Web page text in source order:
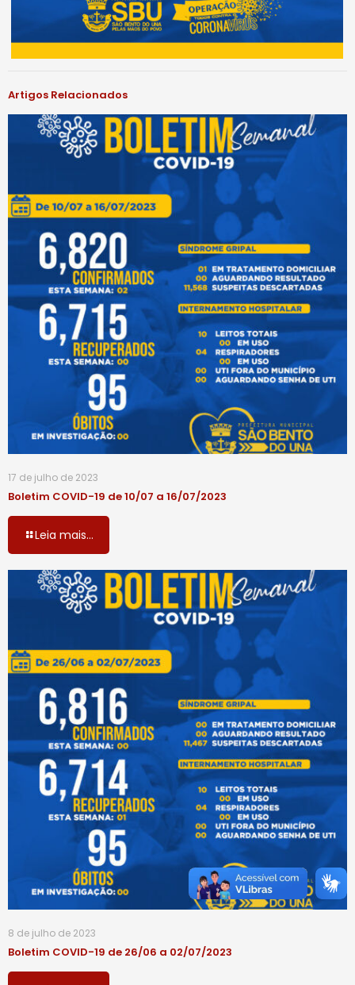
Artigos Relacionados
17 de julho de 2023
Boletim COVID-19 de 10/07 a 16/07/2023
Leia mais...
8 de julho de 2023
Boletim COVID-19 de 26/06 a 02/07/2023